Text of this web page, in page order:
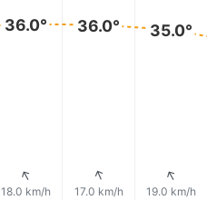
36.0°
↑
18.0 km/h
36.0°
↑
17.0 km/h
35.0°
↑
19.0 km/h